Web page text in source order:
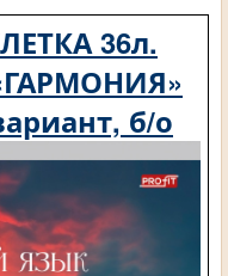
36л.
б/о